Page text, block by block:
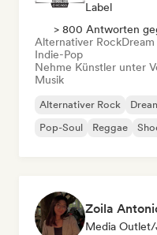
Label
> 800 Antworten
Alternativer RockDream
Indie-Pop
Nehme Künstler unter
Musik
Alternativer Rock
Pop-Soul
Reggae
Zoila
Media